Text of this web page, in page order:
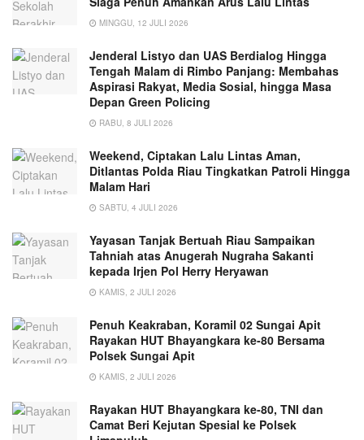
MINGGU, 12 JULI 2026
Jenderal Listyo dan UAS Berdialog Hingga
Tengah Malam di Rimbo Panjang: Membahas
Aspirasi Rakyat, Media Sosial, hingga Masa
Depan Green Policing
RABU, 8 JULI 2026
Weekend, Ciptakan Lalu Lintas Aman,
Ditlantas Polda Riau Tingkatkan Patroli Hingga
Malam Hari
SABTU, 4 JULI 2026
Yayasan Tanjak Bertuah Riau Sampaikan
Tahniah atas Anugerah Nugraha Sakanti
kepada Irjen Pol Herry Heryawan
KAMIS, 2 JULI 2026
Penuh Keakraban, Koramil 02 Sungai Apit
Rayakan HUT Bhayangkara ke-80 Bersama
Polsek Sungai Apit
KAMIS, 2 JULI 2026
Rayakan HUT Bhayangkara ke-80, TNI dan
Camat Beri Kejutan Spesial ke Polsek